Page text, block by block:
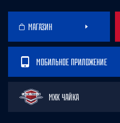
МАГАЗИН
МОБИЛЬНОЕ ПРИЛОЖЕНИЕ
МХК ЧАЙКА